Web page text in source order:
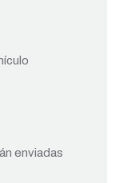
enviadas